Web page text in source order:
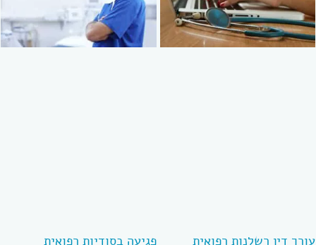
עורך דין רשלנות רפואית
פגיעה בסודיות רפואית